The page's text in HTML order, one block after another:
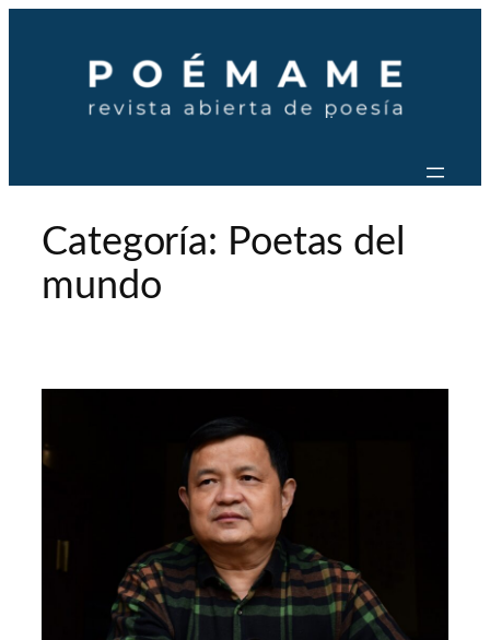
contenido
Categoría: Poetas del
mundo